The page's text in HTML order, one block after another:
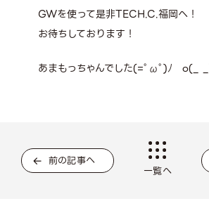
GWを使って是非TECH.C.福岡へ！
お待ちしております！
あまもっちゃんでした(=ﾟωﾟ)ﾉ o(_
前の記事へ
一覧へ